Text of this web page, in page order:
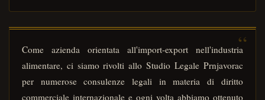
Come azienda orientata all'import-export nell'industria
alimentare, ci siamo rivolti allo Studio Legale Prnjavorac
per numerose consulenze legali in materia di diritto
commerciale internazionale e ogni volta abbiamo ottenuto